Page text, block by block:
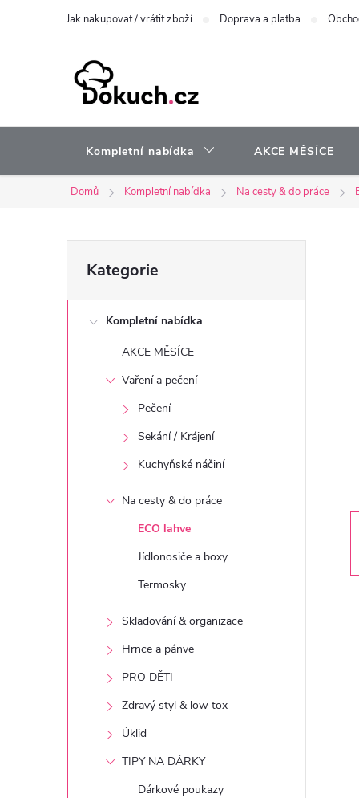
Jak nakupovat / vrátit zboží Doprava a platba
Kompletní nabídka AKCE MĚSÍCE
Domů Kompletní nabídka Na cesty & do práce
o
kategorie
Kategorie
Kompletní nabídka
AKCE MĚSÍCE
Vaření a pečení
Pečení
Sekání / Krájení
Kuchyňské náčiní
Na cesty & do práce
ECO lahve
Jídlonosiče a boxy
Termosky
Skladování & organizace
Hrnce a pánve
PRO DĚTI
Zdravý styl & low tox
Úklid
TIPY NA DÁRKY
Dárkové poukazy